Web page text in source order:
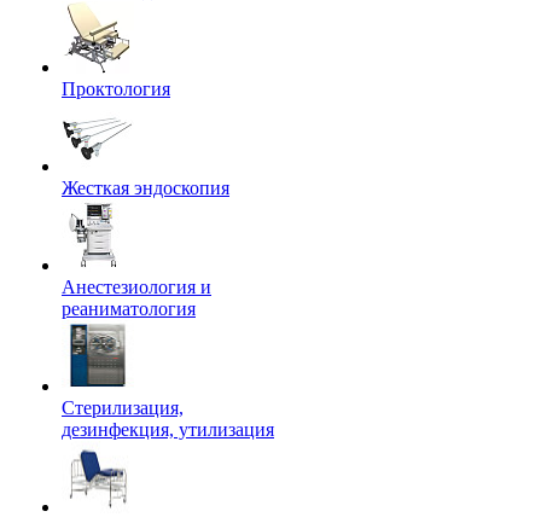
Проктология
Жесткая эндоскопия
Анестезиология и
реаниматология
Стерилизация,
дезинфекция, утилизация